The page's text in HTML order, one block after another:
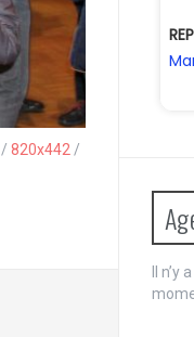
/ 820x442/
Il